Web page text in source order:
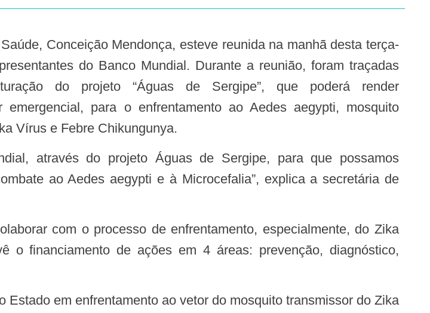
do Banco Mundial. Durante a reunião, foram traçadas
do projeto “Águas de Sergipe”, que poderá render
emergencial, para o enfrentamento ao Aedes aegypti, mosquito
Vírus e Febre Chikungunya.
ao Aedes aegypti e à Microcefalia”, explica a secretária de
o financiamento de ações em 4 áreas: prevenção, diagnóstico,